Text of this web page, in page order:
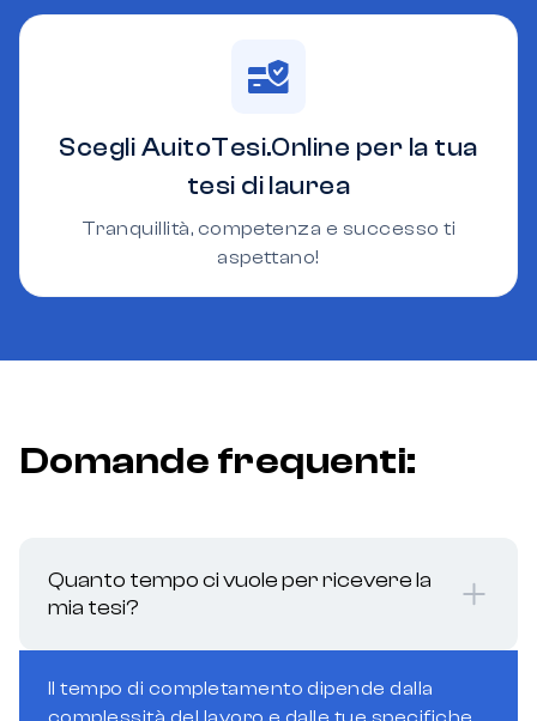
Scegli AuitoTesi.Online per la tua
tesi di laurea
Tranquillità, competenza e successo ti
aspettano!
Domande frequenti:
Quanto tempo ci vuole per ricevere la
mia tesi?
Il tempo di completamento dipende dalla